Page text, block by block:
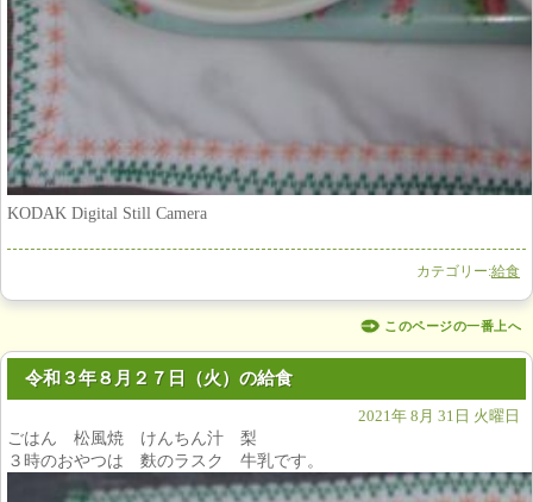
KODAK Digital Still Camera
カテゴリー:給食
このページの一番上へ
令和３年８月２７日（火）の給食
2021年 8月 31日 火曜日
ごはん 松風焼 けんちん汁 梨
３時のおやつは 麩のラスク 牛乳です。